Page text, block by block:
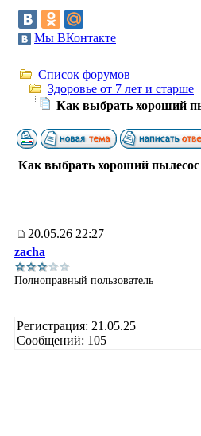
Мы ВКонтакте
Список форумов
Здоровье от 7 лет и старше
Как выбрать хороший
Как выбрать хороший пылесос
20.05.26 22:27
zacha
Полноправный пользователь
Регистрация: 21.05.25
Сообщений: 105